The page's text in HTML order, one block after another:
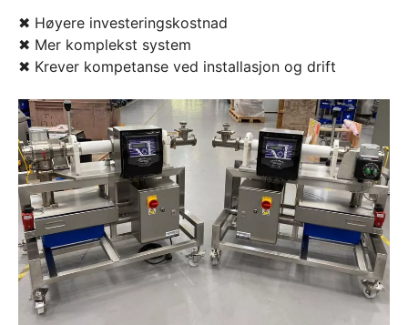
✖ Høyere investeringskostnad
✖ Mer komplekst system
✖ Krever kompetanse ved installasjon og drift